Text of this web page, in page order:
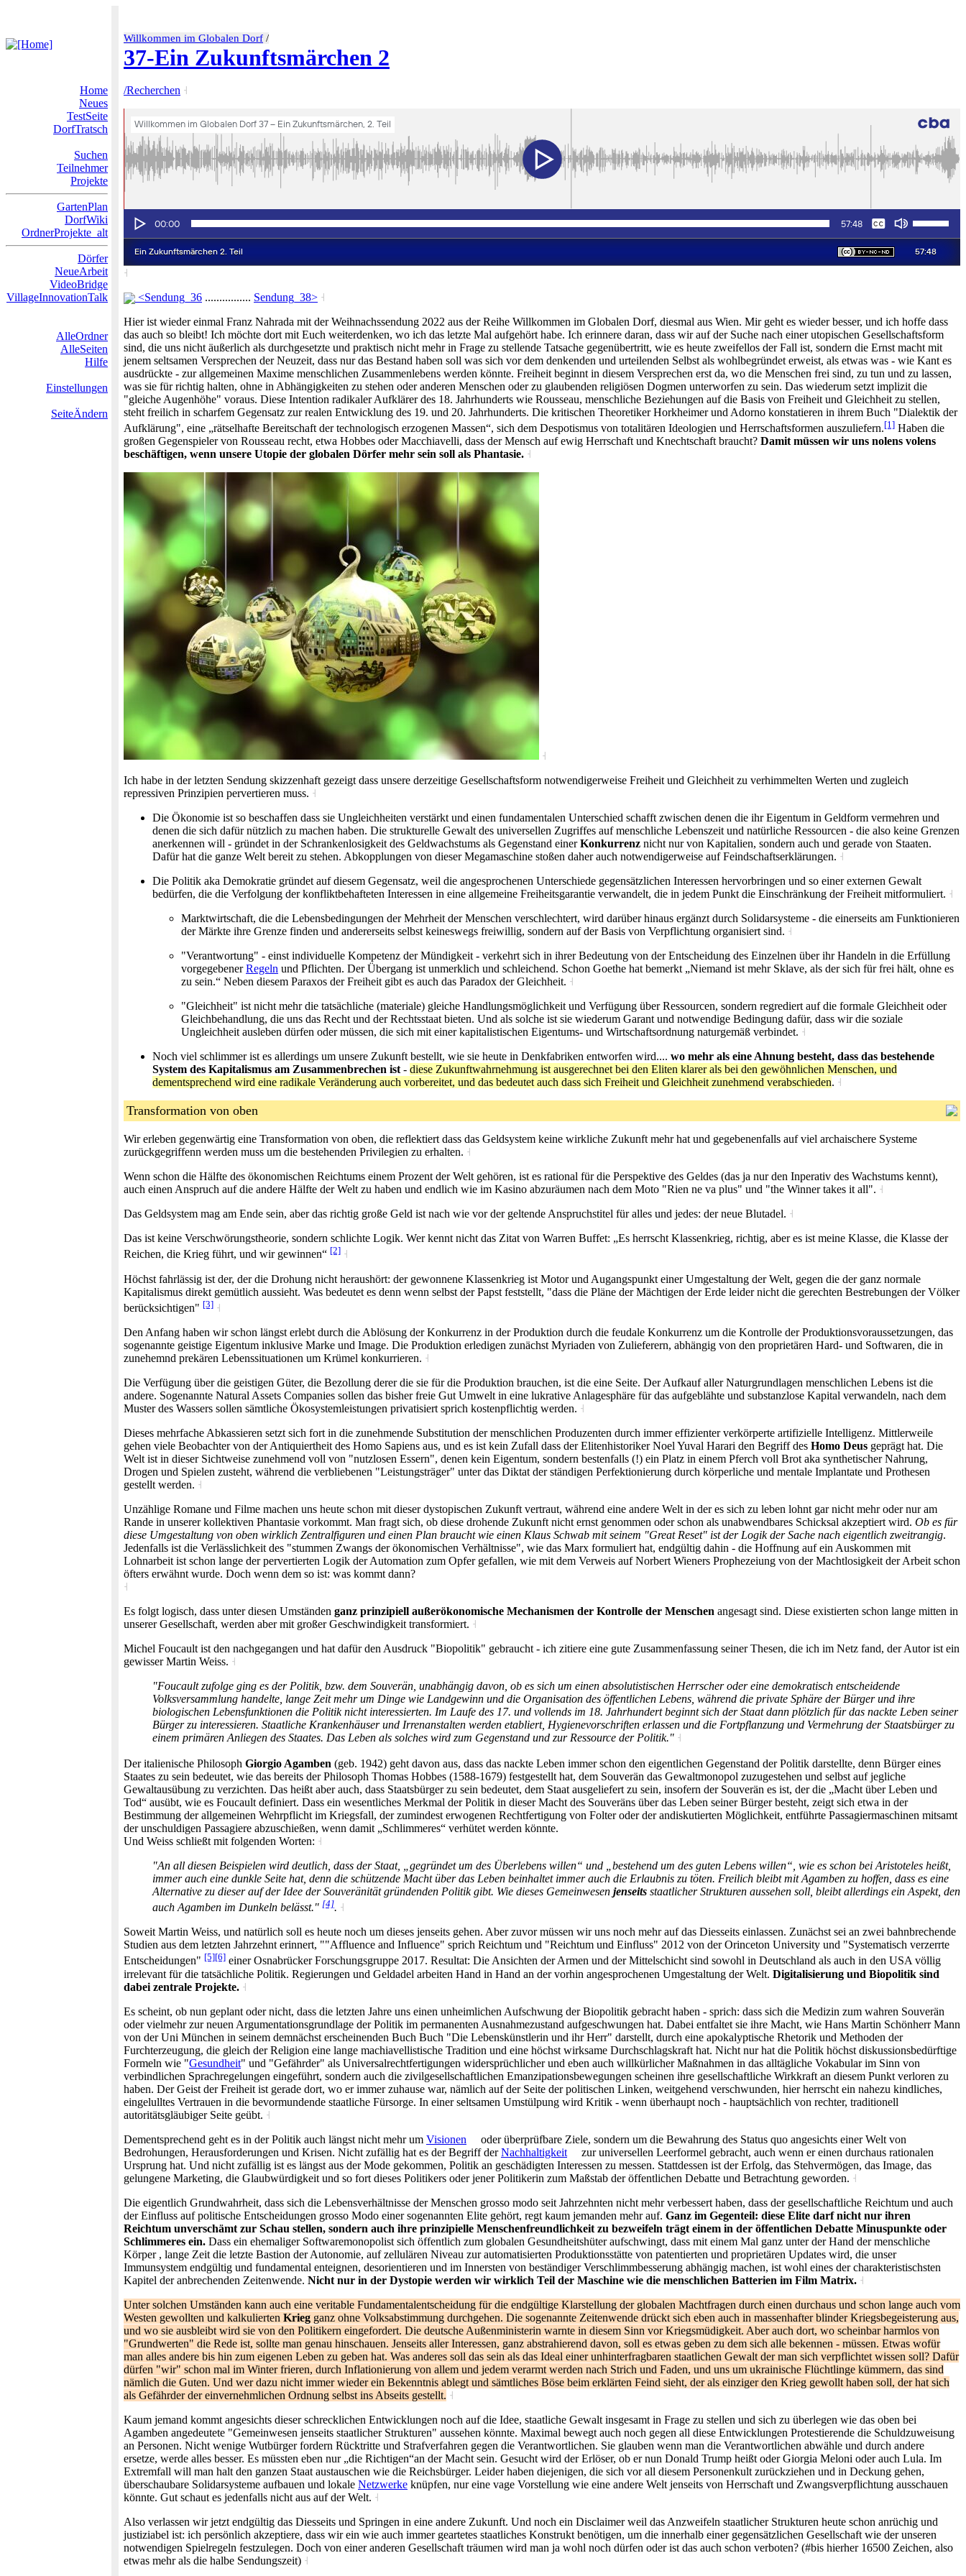
Willkommen im Globalen Dorf /
37-Ein Zukunftsmärchen 2
Home
Neues
TestSeite
DorfTratsch
Suchen
Teilnehmer
Projekte
GartenPlan
DorfWiki
OrdnerProjekte_alt
Dörfer
NeueArbeit
VideoBridge
VillageInnovationTalk
AlleOrdner
AlleSeiten
Hilfe
Einstellungen
SeiteÄndern
/Recherchen ˧
˧
<Sendung_36 ................ Sendung_38> ˧
Hier ist wieder einmal Franz Nahrada mit der Weihnachssendung 2022 aus der Reihe Willkommen im Globalen Dorf, diesmal aus Wien. Mir geht es wieder besser, und ich hoffe dass
das auch so bleibt! Ich möchte dort mit Euch weiterdenken, wo ich das letzte Mal aufgehört habe. Ich erinnere daran, dass wir auf der Suche nach einer utopischen Gesellschaftsform
sind, die uns nicht äußerlich als durchgesetzte und praktisch nicht mehr in Frage zu stellende Tatsache gegenübertritt, wie es heute zweifellos der Fall ist, sondern die Ernst macht mit
jenem seltsamen Versprechen der Neuzeit, dass nur das Bestand haben soll was sich vor dem denkenden und urteilenden Selbst als wohlbegründet erweist, als etwas was - wie Kant es
ausdrückte - zur allgemeinen Maxime menschlichen Zusammenlebens werden könnte. Freiheit beginnt in diesem Versprechen erst da, wo die Menschen frei sind, zu tun und zu lassen,
was sie für richtig halten, ohne in Abhängigkeiten zu stehen oder anderen Menschen oder zu glaubenden religiösen Dogmen unterworfen zu sein. Das wiederum setzt implizit die
"gleiche Augenhöhe" voraus. Diese Intention radikaler Aufklärer des 18. Jahrhunderts wie Rousseau, menschliche Beziehungen auf die Basis von Freiheit und Gleichheit zu stellen,
steht freilich in scharfem Gegensatz zur realen Entwicklung des 19. und 20. Jahrhunderts. Die kritischen Theoretiker Horkheimer und Adorno konstatieren in ihrem Buch "Dialektik der
Aufklärung", eine „rätselhafte Bereitschaft der technologisch erzogenen Massen“, sich dem Despotismus von totalitären Ideologien und Herrschaftsformen auszuliefern.[1] Haben die
großen Gegenspieler von Rousseau recht, etwa Hobbes oder Macchiavelli, dass der Mensch auf ewig Herrschaft und Knechtschaft braucht? Damit müssen wir uns nolens volens
beschäftigen, wenn unsere Utopie der globalen Dörfer mehr sein soll als Phantasie. ˧
˧
Ich habe in der letzten Sendung skizzenhaft gezeigt dass unsere derzeitige Gesellschaftsform notwendigerweise Freiheit und Gleichheit zu verhimmelten Werten und zugleich
repressiven Prinzipien pervertieren muss. ˧
Die Ökonomie ist so beschaffen dass sie Ungleichheiten verstärkt und einen fundamentalen Unterschied schafft zwischen denen die ihr Eigentum in Geldform vermehren und
denen die sich dafür nützlich zu machen haben. Die strukturelle Gewalt des universellen Zugriffes auf menschliche Lebenszeit und natürliche Ressourcen - die also keine Grenzen
anerkennen will - gründet in der Schrankenlosigkeit des Geldwachstums als Gegenstand einerKonkurrenz nicht nur von Kapitalien, sondern auch und gerade von Staaten.
Dafür hat die ganze Welt bereit zu stehen. Abkopplungen von dieser Megamaschine stoßen daher auch notwendigerweise auf Feindschaftserklärungen. ˧
Die Politik aka Demokratie gründet auf diesem Gegensatz, weil die angesprochenen Unterschiede gegensätzlichen Interessen hervorbringen und so einer externen Gewalt
bedürfen, die die Verfolgung der konfliktbehafteten Interessen in eine allgemeine Freiheitsgarantie verwandelt, die in jedem Punkt die Einschränkung der Freiheit mitformuliert. ˧
Marktwirtschaft, die die Lebensbedingungen der Mehrheit der Menschen verschlechtert, wird darüber hinaus ergänzt durch Solidarsysteme - die einerseits am Funktionieren
der Märkte ihre Grenze finden und andererseits selbst keineswegs freiwillig, sondern auf der Basis von Verpflichtung organisiert sind. ˧
"Verantwortung" - einst individuelle Kompetenz der Mündigkeit - verkehrt sich in ihrer Bedeutung von der Entscheidung des Einzelnen über ihr Handeln in die Erfüllung
vorgegebenerRegeln und Pflichten. Der Übergang ist unmerklich und schleichend. Schon Goethe hat bemerkt „Niemand ist mehr Sklave, als der sich für frei hält, ohne es
zu sein.“ Neben diesem Paraxos der Freiheit gibt es auch das Paradox der Gleichheit. ˧
"Gleichheit" ist nicht mehr die tatsächliche (materiale) gleiche Handlungsmöglichkeit und Verfügung über Ressourcen, sondern regrediert auf die formale Gleichheit oder
Gleichbehandlung, die uns das Recht und der Rechtsstaat bieten. Und als solche ist sie wiederum Garant und notwendige Bedingung dafür, dass wir die soziale
Ungleichheit ausleben dürfen oder müssen, die sich mit einer kapitalistischen Eigentums- und Wirtschaftsordnung naturgemäß verbindet. ˧
Noch viel schlimmer ist es allerdings um unsere Zukunft bestellt, wie sie heute in Denkfabriken entworfen wird.... wo mehr als eine Ahnung besteht, dass das bestehende
System des Kapitalismus am Zusammenbrechen ist - diese Zukunftwahrnehmung ist ausgerechnet bei den Eliten klarer als bei den gewöhnlichen Menschen, und
dementsprechend wird eine radikale Veränderung auch vorbereitet, und das bedeutet auch dass sich Freiheit und Gleichheit zunehmend verabschieden. ˧
Transformation von oben
Wir erleben gegenwärtig eine Transformation von oben, die reflektiert dass das Geldsystem keine wirkliche Zukunft mehr hat und gegebenenfalls auf viel archaischere Systeme
zurückgegriffenn werden muss um die bestehenden Privilegien zu erhalten. ˧
Wenn schon die Hälfte des ökonomischen Reichtums einem Prozent der Welt gehören, ist es rational für die Perspektive des Geldes (das ja nur den Inperativ des Wachstums kennt),
auch einen Anspruch auf die andere Hälfte der Welt zu haben und endlich wie im Kasino abzuräumen nach dem Moto "Rien ne va plus" und "the Winner takes it all". ˧
Das Geldsystem mag am Ende sein, aber das richtig große Geld ist nach wie vor der geltende Anspruchstitel für alles und jedes: der neue Blutadel. ˧
Das ist keine Verschwörungstheorie, sondern schlichte Logik. Wer kennt nicht das Zitat von Warren Buffet: „Es herrscht Klassenkrieg, richtig, aber es ist meine Klasse, die Klasse der
Reichen, die Krieg führt, und wir gewinnen“ [2] ˧
Höchst fahrlässig ist der, der die Drohung nicht heraushört: der gewonnene Klassenkrieg ist Motor und Augangspunkt einer Umgestaltung der Welt, gegen die der ganz normale
Kapitalismus direkt gemütlich aussieht. Was bedeutet es denn wenn selbst der Papst feststellt, "dass die Pläne der Mächtigen der Erde leider nicht die gerechten Bestrebungen der Völker
berücksichtigen" [3] ˧
Den Anfang haben wir schon längst erlebt durch die Ablösung der Konkurrenz in der Produktion durch die feudale Konkurrenz um die Kontrolle der Produktionsvoraussetzungen, das
sogenannte geistige Eigentum inklusive Marke und Image. Die Produktion erledigen zunächst Myriaden von Zulieferern, abhängig von den proprietären Hard- und Softwaren, die in
zunehemnd prekären Lebenssituationen um Krümel konkurrieren. ˧
Die Verfügung über die geistigen Güter, die Bezollung derer die sie für die Produktion brauchen, ist die eine Seite. Der Aufkauf aller Naturgrundlagen menschlichen Lebens ist die
andere. Sogenannte Natural Assets Companies sollen das bisher freie Gut Umwelt in eine lukrative Anlagesphäre für das aufgeblähte und substanzlose Kapital verwandeln, nach dem
Muster des Wassers sollen sämtliche Ökosystemleistungen privatisiert sprich kostenpflichtig werden. ˧
Dieses mehrfache Abkassieren setzt sich fort in die zunehmende Substitution der menschlichen Produzenten durch immer effizienter verkörperte artifizielle Intelligenz. Mittlerweile
gehen viele Beobachter von der Antiquiertheit des Homo Sapiens aus, und es ist kein Zufall dass der Elitenhistoriker Noel Yuval Harari den Begriff des Homo Deus geprägt hat. Die
Welt ist in dieser Sichtweise zunehmend voll von "nutzlosen Essern", denen kein Eigentum, sondern bestenfalls (!) ein Platz in einem Pferch voll Brot aka synthetischer Nahrung,
Drogen und Spielen zusteht, während die verbliebenen "Leistungsträger" unter das Diktat der ständigen Perfektionierung durch körperliche und mentale Implantate und Prothesen
gestellt werden. ˧
Unzählige Romane und Filme machen uns heute schon mit dieser dystopischen Zukunft vertraut, während eine andere Welt in der es sich zu leben lohnt gar nicht mehr oder nur am
Rande in unserer kollektiven Phantasie vorkommt. Man fragt sich, ob diese drohende Zukunft nicht ernst genommen oder schon als unabwendbares Schicksal akzeptiert wird. Ob es für
diese Umgestaltung von oben wirklich Zentralfiguren und einen Plan braucht wie einen Klaus Schwab mit seinem "Great Reset" ist der Logik der Sache nach eigentlich zweitrangig.
Jedenfalls ist die Verlässlichkeit des "stummen Zwangs der ökonomischen Verhältnisse", wie das Marx formuliert hat, endgültig dahin - die Hoffnung auf ein Auskommen mit
Lohnarbeit ist schon lange der pervertierten Logik der Automation zum Opfer gefallen, wie mit dem Verweis auf Norbert Wieners Prophezeiung von der Machtlosigkeit der Arbeit schon
öfters erwähnt wurde. Doch wenn dem so ist: was kommt dann?
˧
Es folgt logisch, dass unter diesen Umständen ganz prinzipiell außerökonomische Mechanismen der Kontrolle der Menschen angesagt sind. Diese existierten schon lange mitten in
unserer Gesellschaft, werden aber mit großer Geschwindigkeit transformiert. ˧
Michel Foucault ist den nachgegangen und hat dafür den Ausdruck "Biopolitik" gebraucht - ich zitiere eine gute Zusammenfassung seiner Thesen, die ich im Netz fand, der Autor ist ein
gewisser Martin Weiss. ˧
"Foucault zufolge ging es der Politik, bzw. dem Souverän, unabhängig davon, ob es sich um einen absolutistischen Herrscher oder eine demokratisch entscheidende
Volksversammlung handelte, lange Zeit mehr um Dinge wie Landgewinn und die Organisation des öffentlichen Lebens, während die private Sphäre der Bürger und ihre
biologischen Lebensfunktionen die Politik nicht interessierten. Im Laufe des 17. und vollends im 18. Jahrhundert beginnt sich der Staat dann plötzlich für das nackte Leben seiner
Bürger zu interessieren. Staatliche Krankenhäuser und Irrenanstalten werden etabliert, Hygienevorschriften erlassen und die Fortpflanzung und Vermehrung der Staatsbürger zu
einem primären Anliegen des Staates. Das Leben als solches wird zum Gegenstand und zur Ressource der Politik." ˧
Der italienische Philosoph Giorgio Agamben (geb. 1942) geht davon aus, dass das nackte Leben immer schon den eigentlichen Gegenstand der Politik darstellte, denn Bürger eines
Staates zu sein bedeutet, wie das bereits der Philosoph Thomas Hobbes (1588-1679) festgestellt hat, dem Souverän das Gewaltmonopol zuzugestehen und selbst auf jegliche
Gewaltausübung zu verzichten. Das heißt aber auch, dass Staatsbürger zu sein bedeutet, dem Staat ausgeliefert zu sein, insofern der Souverän es ist, der die „Macht über Leben und
Tod“ ausübt, wie es Foucault definiert. Dass ein wesentliches Merkmal der Politik in dieser Macht des Souveräns über das Leben seiner Bürger besteht, zeigt sich etwa in der
Bestimmung der allgemeinen Wehrpflicht im Kriegsfall, der zumindest erwogenen Rechtfertigung von Folter oder der andiskutierten Möglichkeit, entführte Passagiermaschinen mitsamt
der unschuldigen Passagiere abzuschießen, wenn damit „Schlimmeres“ verhütet werden könnte.
Und Weiss schließt mit folgenden Worten: ˧
"An all diesen Beispielen wird deutlich, dass der Staat, „gegründet um des Überlebens willen“ und „bestehend um des guten Lebens willen“, wie es schon bei Aristoteles heißt,
immer auch eine dunkle Seite hat, denn die schützende Macht über das Leben beinhaltet immer auch die Erlaubnis zu töten. Freilich bleibt mit Agamben zu hoffen, dass es eine
Alternative zu dieser auf der Idee der Souveränität gründenden Politik gibt. Wie dieses Gemeinwesen jenseits staatlicher Strukturen aussehen soll, bleibt allerdings ein Aspekt, den
auch Agamben im Dunkeln belässt." [4]. ˧
Soweit Martin Weiss, und natürlich soll es heute noch um dieses jenseits gehen. Aber zuvor müssen wir uns noch mehr auf das Diesseits einlassen. Zunächst sei an zwei bahnbrechende
Studien aus dem letzten Jahrzehnt erinnert, ""Affluence and Influence" sprich Reichtum und "Reichtum und Einfluss" 2012 von der Orinceton University und "Systematisch verzerrte
Entscheidungen" [5][6] einer Osnabrücker Forschungsgruppe 2017. Resultat: Die Ansichten der Armen und der Mittelschicht sind sowohl in Deutschland als auch in den USA völlig
irrelevant für die tatsächliche Politik. Regierungen und Geldadel arbeiten Hand in Hand an der vorhin angesprochenen Umgestaltung der Welt. Digitalisierung und Biopolitik sind
dabei zentrale Projekte. ˧
Es scheint, ob nun geplant oder nicht, dass die letzten Jahre uns einen unheimlichen Aufschwung der Biopolitik gebracht haben - sprich: dass sich die Medizin zum wahren Souverän
oder vielmehr zur neuen Argumentationsgrundlage der Politik im permanenten Ausnahmezustand aufgeschwungen hat. Dabei entfaltet sie ihre Macht, wie Hans Martin Schönherr Mann
von der Uni München in seinem demnächst erscheinenden Buch Buch "Die Lebenskünstlerin und ihr Herr" darstellt, durch eine apokalyptische Rhetorik und Methoden der
Furchterzeugung, die gleich der Religion eine lange machiavellistische Tradition und eine höchst wirksame Durchschlagskraft hat. Nicht nur hat die Politik höchst diskussionsbedürftige
Formeln wie "Gesundheit" und "Gefährder" als Universalrechtfertigungen widersprüchlicher und eben auch willkürlicher Maßnahmen in das alltägliche Vokabular im Sinn von
verbindlichen Sprachregelungen eingeführt, sondern auch die zivilgesellschaftlichen Emanzipationsbewegungen scheinen ihre gesellschaftliche Wirkkraft an diesem Punkt verloren zu
haben. Der Geist der Freiheit ist gerade dort, wo er immer zuhause war, nämlich auf der Seite der politischen Linken, weitgehend verschwunden, hier herrscht ein nahezu kindliches,
eingelulltes Vertrauen in die bevormundende staatliche Fürsorge. In einer seltsamen Umstülpung wird Kritik - wenn überhaupt noch - hauptsächlich von rechter, traditionell
autoritätsgläubiger Seite geübt. ˧
Dementsprechend geht es in der Politik auch längst nicht mehr um Visionen
oder überprüfbare Ziele, sondern um die Bewahrung des Status quo angesichts einer Welt von
Bedrohungen, Herausforderungen und Krisen. Nicht zufällig hat es der Begriff derNachhaltigkeit
zur universellen Leerformel gebracht, auch wenn er einen durchaus rationalen
Ursprung hat. Und nicht zufällig ist es längst aus der Mode gekommen, Politik an geschädigten Interessen zu messen. Stattdessen ist der Erfolg, das Stehvermögen, das Image, das
gelungene Marketing, die Glaubwürdigkeit und so fort dieses Politikers oder jener Politikerin zum Maßstab der öffentlichen Debatte und Betrachtung geworden. ˧
Die eigentlich Grundwahrheit, dass sich die Lebensverhältnisse der Menschen grosso modo seit Jahrzehnten nicht mehr verbessert haben, dass der gesellschaftliche Reichtum und auch
der Einfluss auf politische Entscheidungen grosso Modo einer sogenannten Elite gehört, regt kaum jemanden mehr auf. Ganz im Gegenteil: diese Elite darf nicht nur ihren
Reichtum unverschämt zur Schau stellen, sondern auch ihre prinzipielle Menschenfreundlichkeit zu bezweifeln trägt einem in der öffentlichen Debatte Minuspunkte oder
Schlimmeres ein. Dass ein ehemaliger Softwaremonopolist sich öffentlich zum globalen Gesundheitshüter aufschwingt, dass mit einem Mal ganz unter der Hand der menschliche
Körper , lange Zeit die letzte Bastion der Autonomie, auf zellulären Niveau zur automatisierten Produktionsstätte von patentierten und proprietären Updates wird, die unser
Immunsystem endgültig und fundamental enteignen, desorientieren und im Innersten von beständiger Verschlimmbesserung abhängig machen, ist wohl eines der charakteristischsten
Kapitel der anbrechenden Zeitenwende. Nicht nur in der Dystopie werden wir wirklich Teil der Maschine wie die menschlichen Batterien im Film Matrix. ˧
Unter solchen Umständen kann auch eine veritable Fundamentalentscheidung für die endgültige Klarstellung der globalen Machtfragen durch einen durchaus und schon lange auch vom
Westen gewollten und kalkulierten Krieg ganz ohne Volksabstimmung durchgehen. Die sogenannte Zeitenwende drückt sich eben auch in massenhafter blinder Kriegsbegeisterung aus,
und wo sie ausbleibt wird sie von den Politikern eingefordert. Die deutsche Außenministerin warnte in diesem Sinn vor Kriegsmüdigkeit. Aber auch dort, wo scheinbar harmlos von
"Grundwerten" die Rede ist, sollte man genau hinschauen. Jenseits aller Interessen, ganz abstrahierend davon, soll es etwas geben zu dem sich alle bekennen - müssen. Etwas wofür
man alles andere bis hin zum eigenen Leben zu geben hat. Was anderes soll das sein als das Ideal einer unhinterfragbaren staatlichen Gewalt der man sich verpflichtet wissen soll? Dafür
dürfen "wir" schon mal im Winter frieren, durch Inflationierung von allem und jedem verarmt werden nach Strich und Faden, und uns um ukrainische Flüchtlinge kümmern, das sind
nämlich die Guten. Und wer dazu nicht immer wieder ein Bekenntnis ablegt und sämtliches Böse beim erklärten Feind sieht, der als einziger den Krieg gewollt haben soll, der hat sich
als Gefährder der einvernehmlichen Ordnung selbst ins Abseits gestellt. ˧
Kaum jemand kommt angesichts dieser schrecklichen Entwicklungen noch auf die Idee, staatliche Gewalt insgesamt in Frage zu stellen und sich zu überlegen wie das oben bei
Agamben angedeutete "Gemeinwesen jenseits staatlicher Strukturen" aussehen könnte. Maximal bewegt auch noch gegen all diese Entwicklungen Protestierende die Schuldzuweisung
an Personen. Nicht wenige Wutbürger fordern Rücktritte und Strafverfahren gegen die Verantwortlichen. Sie glauben wenn man die Verantwortlichen abwähle und durch andere
ersetze, werde alles besser. Es müssten eben nur „die Richtigen“an der Macht sein. Gesucht wird der Erlöser, ob er nun Donald Trump heißt oder Giorgia Meloni oder auch Lula. Im
Extremfall will man halt den ganzen Staat austauschen wie die Reichsbürger. Leider haben diejenigen, die sich vor all diesem Personenkult zurückziehen und in Deckung gehen,
überschaubare Solidarsysteme aufbauen und lokale Netzwerke knüpfen, nur eine vage Vorstellung wie eine andere Welt jenseits von Herrschaft und Zwangsverpflichtung ausschauen
könnte. Gut schaut es jedenfalls nicht aus auf der Welt. ˧
Also verlassen wir jetzt endgültig das Diesseits und Springen in eine andere Zukunft. Und noch ein Disclaimer weil das Anzweifeln staatlicher Strukturen heute schon anrüchig und
justiziabel ist: ich persönlich akzeptiere, dass wir ein wie auch immer geartetes staatliches Konstrukt benötigen, um die innerhalb einer gegensätzlichen Gesellschaft wie der unseren
notwendigen Spielregeln festzulegen. Doch von einer anderen Gesellschaft träumen wird man ja wohl noch dürfen oder ist das auch schon verboten? (#bis hierher 16500 Zeichen, also
etwas mehr als die halbe Sendungszeit) ˧